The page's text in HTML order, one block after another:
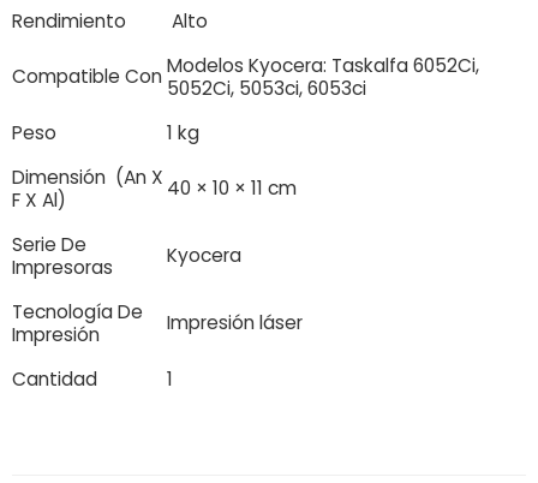
Rendimiento Alto
Compatible ConModelos Kyocera: Taskalfa 6052Ci,
5052Ci, 5053ci, 6053ci
Peso
1 kg
Dimensión (An X
F X Al)
40 × 10 × 11 cm
Serie De
Impresoras
Kyocera
Tecnología De
Impresión
Impresión láser
Cantidad 1